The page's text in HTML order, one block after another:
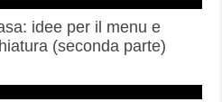
idee per il menu e
(seconda parte)